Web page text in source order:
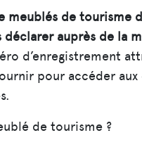
meublés de tourisme
auprès de la
d’enregistrement
pour accéder
de tourisme ?